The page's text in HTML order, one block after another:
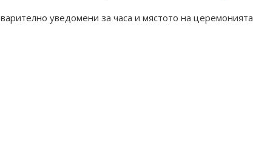
уведомени за часа и мястото на церемонията